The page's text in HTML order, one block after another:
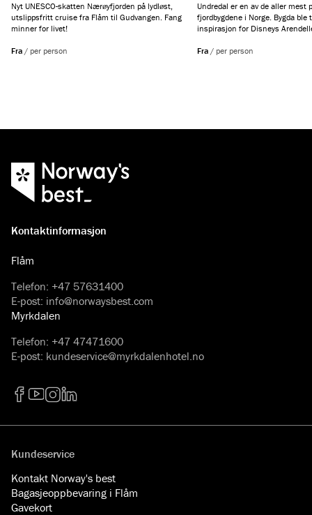
Nyt UNESCO-skatten Nærøyfjorden på lydløst,
utslippsfritt cruise fra Flåm til Gudvangen. Fang
minner for livet!
Fra / per person
Undredal er en av de aller mest
fjordbygdene i Norge. Bygda
inspirasjon for Disneys
geitosten sin. Opplev Undredal
Fra / per person
Kontaktinformasjon
Flåm
Telefon: +47 57631400
E-post: info@norwaysbest.com
Myrkdalen
Telefon: +47 47471600
E-post: kundeservice@myrkdalenhotel.no
Kundeservice
Kontakt Norway's best
Bagasjeoppbevaring i Flåm
Gavekort